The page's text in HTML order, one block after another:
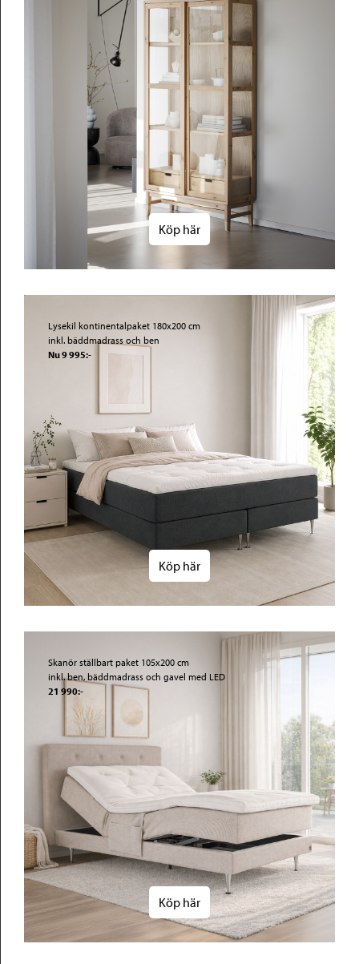
Köp här
Lysekil kontinentalpaket 180x200 cm
inkl. bäddmadrass och ben
Nu 9 995:-
Köp här
Skanör ställbart paket 105x200 cm
inkl. ben, bäddmadrass och gavel med LED
21 990:-
Köp här